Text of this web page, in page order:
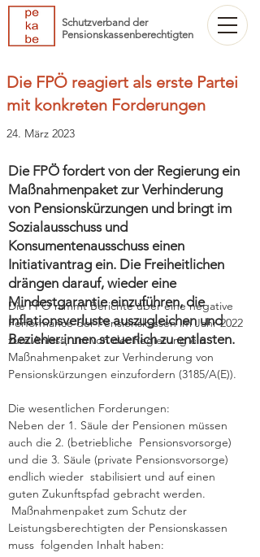
Schutzverband der
Pensionskassenberechtigten
Die FPÖ reagiert als erste Partei
mit konkreten Forderungen
24. März 2023
Die FPÖ nimmt Berichte über eine negative
Performance der Pensionskassen im Jahr 2022
zum Anlass, um von der Regierung ein
Maßnahmenpaket zur Verhinderung von
Pensionskürzungen einzufordern (3185/A(E)).
Die wesentlichen Forderungen:
Neben der 1. Säule der Pensionen müssen
auch die 2. (betriebliche  Pensionsvorsorge)
und die 3. Säule (private Pensionsvorsorge)
endlich wieder  stabilisiert und auf einen
guten Zukunftspfad gebracht werden.
Maßnahmenpaket zum Schutz der
Leistungsberechtigten der Pensionskassen
muss  folgenden Inhalt haben:
Die FPÖ fordert von der Regierung ein
Maßnahmenpaket zur Verhinderung
von Pensionskürzungen und bringt im
Sozialausschuss und
Konsumentenausschuss einen
Initiativantrag ein. Die Freiheitlichen
drängen darauf, wieder eine
Mindestgarantie einzuführen, die
Inflationsverluste auszugleichen und
Bezieher:innen steuerlich zu entlasten.